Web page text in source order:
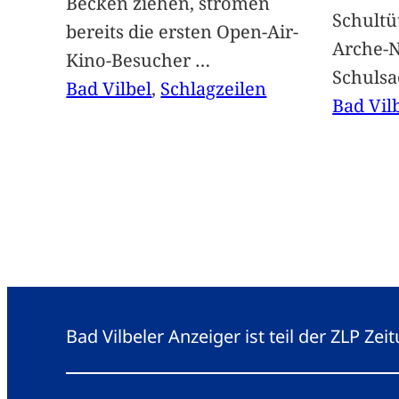
bereits die ersten Open-Air-
Kino-Besucher …
Bad Vilbel, Schlagzeilen
Arche-
Bad
Bad Vilbeler Anzeiger ist teil der ZLP